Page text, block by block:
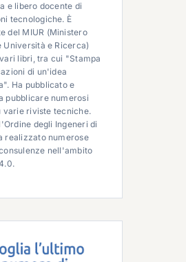
e libero docente di
tecnologiche. È
del MIUR (Ministero
Università e Ricerca)
libri, tra cui "Stampa
di un'idea
Ha pubblicato e
pubblicare numerosi
varie riviste tecniche.
degli Ingeneri di
realizzato numerose
nell'ambito